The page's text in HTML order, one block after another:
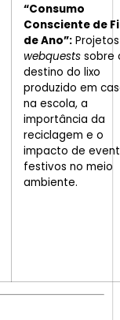
“Consumo
Consciente de
de Ano”:
webquests sobre
destino do lixo
produzido em
na escola, a
importância da
reciclagem e o
impacto de
festivos no meio
ambiente.